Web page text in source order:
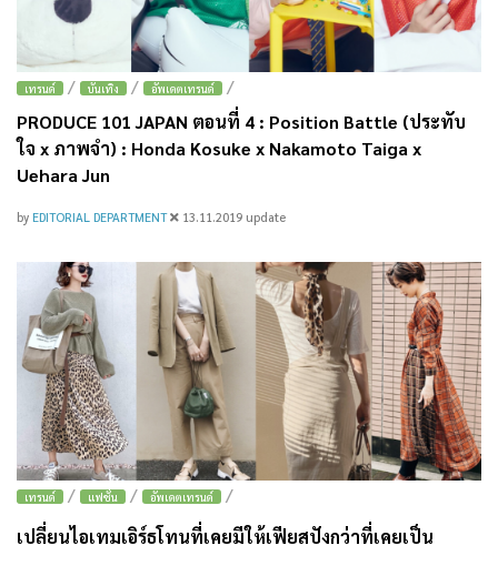
เทรนด์ / บันเทิง / อัพเดตเทรนด์ /
PRODUCE 101 JAPAN ตอนที่ 4 : Position Battle (ประทับ
ใจ x ภาพจำ) : Honda Kosuke x Nakamoto Taiga x
Uehara Jun
by EDITORIAL DEPARTMENT 13.11.2019 update
เทรนด์ / แฟชั่น / อัพเดตเทรนด์ /
เปลี่ยนไอเทมเอิร์ธโทนที่เคยมีให้เฟียสปังกว่าที่เคยเป็น